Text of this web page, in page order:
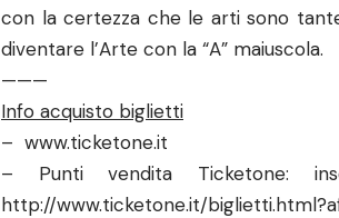
con la certezza che le arti sono
diventare l’Arte con la “A” maiuscola.
———
Info acquisto biglietti
– www.ticketone.it
– Punti vendita Ticketone:
http://www.ticketone.it/